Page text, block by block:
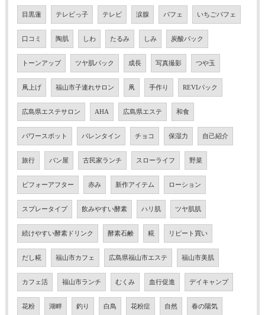
目黒蓮 テレビっ子 テレビ 涙腺 パフェ いちごパフェ
口コミ 陶肌 しわ たるみ しみ 炭酸パック
トーンアップ ツヤ肌パック 成長 写真撮影 つや玉
凧上げ 福山市子連れサロン 凧 手作り REVIパック
広島県エステサロン AHA 広島県エステ 和食
パワースポット バレンタイン チョコ 保湿力 自己紹介
旅行 パン屋 古民家ランチ スローライフ 野菜
ビフォーアフター 赤み 新作アイテム ローション
スプレータイプ 飲みやすい酵素 ハリ肌 ツヤ肌肌
続けやすい酵素ドリンク 酵素石鹸 糀 リピート買い
だし糀 福山市カフェ 広島県福山市エステ 福山市美肌
カフェ活 福山市ランチ むくみ 血行促進 デイキャンプ
花粉 湖畔 釣り 白鳥 花粉症 自然 春の陽気